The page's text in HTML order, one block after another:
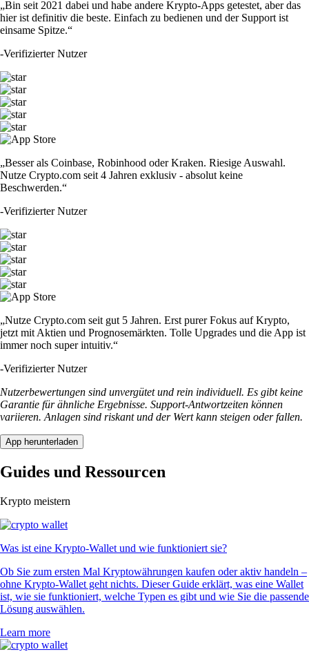
„Bin seit 2021 dabei und habe andere Krypto-Apps getestet, aber das
hier ist definitiv die beste. Einfach zu bedienen und der Support ist
einsame Spitze.“
-Verifizierter Nutzer
„Besser als Coinbase, Robinhood oder Kraken. Riesige Auswahl.
Nutze Crypto.com seit 4 Jahren exklusiv - absolut keine
Beschwerden.“
-Verifizierter Nutzer
„Nutze Crypto.com seit gut 5 Jahren. Erst purer Fokus auf Krypto,
jetzt mit Aktien und Prognosemärkten. Tolle Upgrades und die App ist
immer noch super intuitiv.“
-Verifizierter Nutzer
Nutzerbewertungen sind unvergütet und rein individuell. Es gibt keine
Garantie für ähnliche Ergebnisse. Support-Antwortzeiten können
variieren. Anlagen sind riskant und der Wert kann steigen oder fallen.
App herunterladen
Guides und Ressourcen
Krypto meistern
Was ist eine Krypto-Wallet und wie funktioniert sie?
Ob Sie zum ersten Mal Kryptowährungen kaufen oder aktiv handeln –
ohne Krypto-Wallet geht nichts. Dieser Guide erklärt, was eine Wallet
ist, wie sie funktioniert, welche Typen es gibt und wie Sie die passende
Lösung auswählen.
Learn more